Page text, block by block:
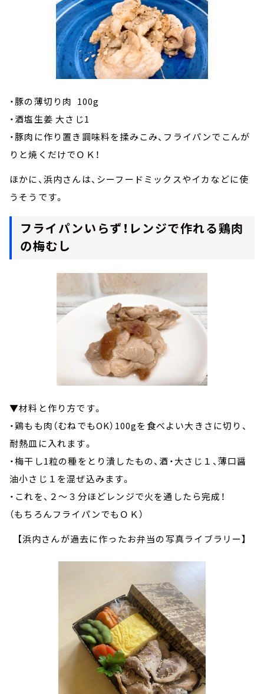
・豚の薄切り肉 100g
・酒塩生姜 大さじ1
・豚肉に作り置き調味料を揉みこみ、フライパンでこんが
りと焼くだけでＯＫ！
ほかに、浜内さんは、シーフードミックスやイカなどに使
うそうです。
フライパンいらず！レンジで作れる鶏肉
の梅むし
▼材料と作り方です。
・鶏もも肉（むねでもOK）100gを食べよい大きさに切り、
耐熱皿に入れます。
・梅干し1粒の種をとり潰したもの、酒・大さじ１、薄口醤
油小さじ１を混ぜ込みます。
・これを、２～３分ほどレンジで火を通したら完成！
（もちろんフライパンでもＯＫ）
【浜内さんが過去に作ったお弁当の写真ライブラリー】